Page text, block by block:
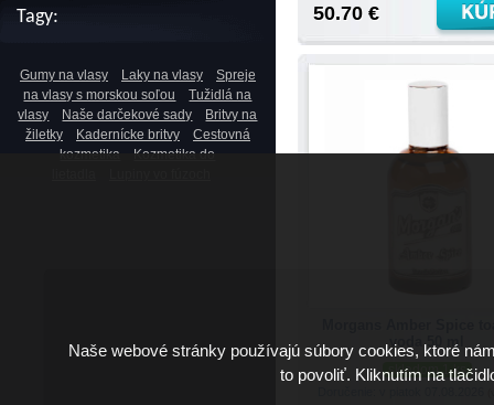
Tagy:
Gumy na vlasy Laky na vlasy
Spreje
na vlasy s morskou soľou
Tužidlá na
vlasy
Naše darčekové sady
Britvy na
žiletky
Kadernícke britvy
Cestovná
kozmetika
Kozmetika do
50.70 €
voda 50 ml
skladom 1 ks
Naše webové stránky používajú súbory cookies, ktoré
to povoliť. Kliknutím na